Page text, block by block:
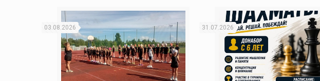
03.08.2026 31.07.2026